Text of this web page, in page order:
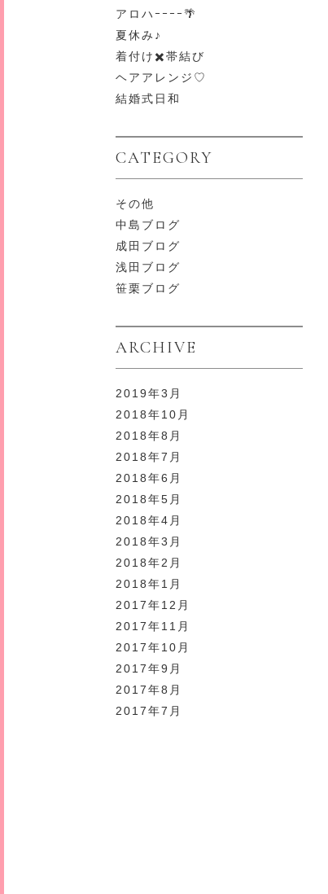
アロハｰｰｰｰ🌴
夏休み♪
着付け✖️帯結び
ヘアアレンジ♡
結婚式日和
CATEGORY
その他
中島ブログ
成田ブログ
浅田ブログ
笹栗ブログ
ARCHIVE
2019年3月
2018年10月
2018年8月
2018年7月
2018年6月
2018年5月
2018年4月
2018年3月
2018年2月
2018年1月
2017年12月
2017年11月
2017年10月
2017年9月
2017年8月
2017年7月